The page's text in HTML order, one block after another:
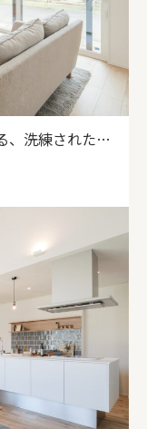
、洗練された住